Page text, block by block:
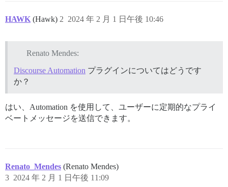
HAWK (Hawk) 2024 年 2 月 1 日午後 10:46
2
Renato Mendes:
Discourse Automation プラグインについてはどうです
か？
はい、Automation を使用して、ユーザーに定期的なプライ
ベートメッセージを送信できます。
Renato_Mendes (Renato Mendes)
2024 年 2 月 1 日午後 11:09
3